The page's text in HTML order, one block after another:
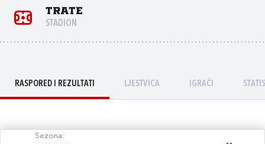
Trate
STADION
RASPORED I REZULTATI LJESTVICA IGRAČI
Sezona: